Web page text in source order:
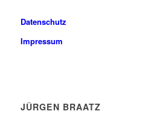
Datenschutz
Impressum
JÜRGEN BRAATZ